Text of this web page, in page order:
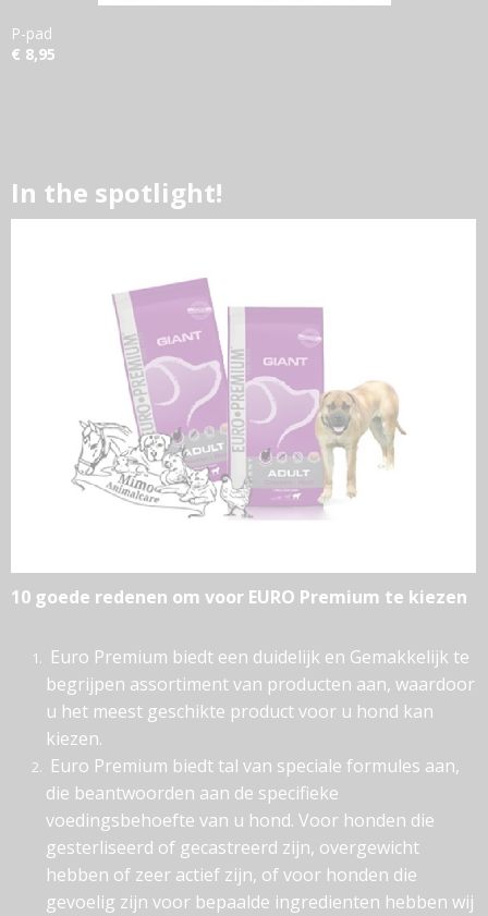
P-pad
€ 8,95
In the spotlight!
10 goede redenen om voor EURO Premium te kiezen
Euro Premium biedt een duidelijk en Gemakkelijk te
begrijpen assortiment van producten aan, waardoor
u het meest geschikte product voor u hond kan
kiezen.
Euro Premium biedt tal van speciale formules aan,
die beantwoorden aan de specifieke
voedingsbehoefte van u hond. Voor honden die
gesterliseerd of gecastreerd zijn, overgewicht
hebben of zeer actief zijn, of voor honden die
gevoelig zijn voor bepaalde ingredienten hebben wij